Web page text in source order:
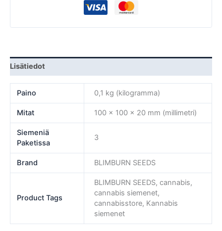
Lisätiedot
Paino 0,1 kg (kilogramma)
Mitat 100 × 100 × 20 mm (millimetri)
Siemeniä
Paketissa
3
Brand BLIMBURN SEEDS
Product Tags
BLIMBURN SEEDS, cannabis,
cannabis siemenet,
cannabisstore, Kannabis
siemenet